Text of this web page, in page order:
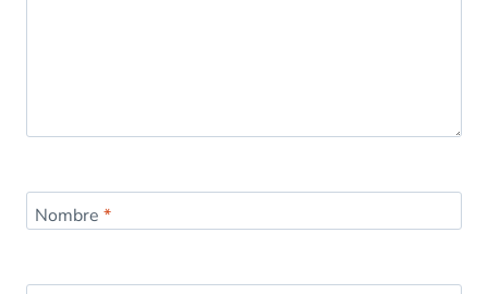
Nombre *